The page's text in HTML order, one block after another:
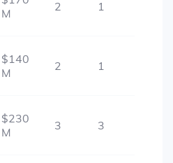
M
2 1
$140
M
2 1
$230
M
3 3